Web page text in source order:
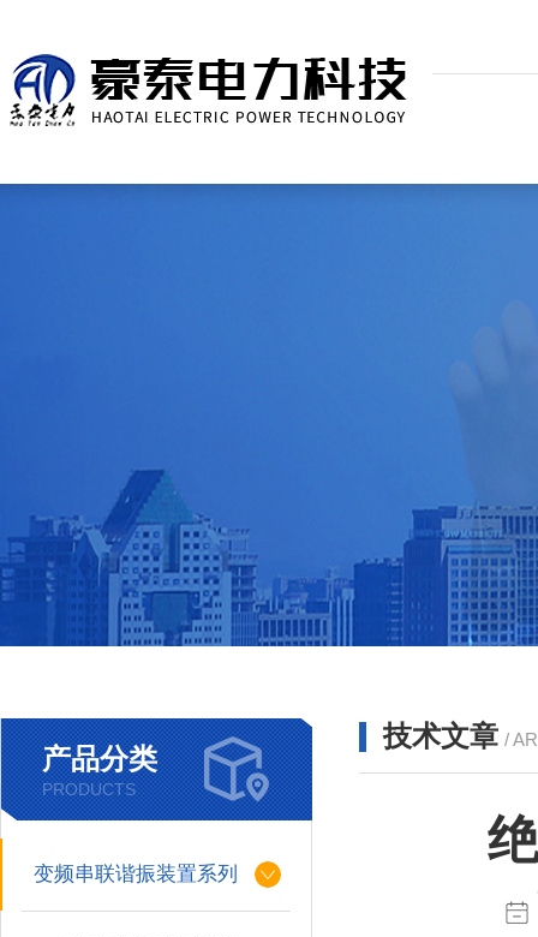
产品分类
PRODUCTS
变频串联谐振装置系列
技术文章 /